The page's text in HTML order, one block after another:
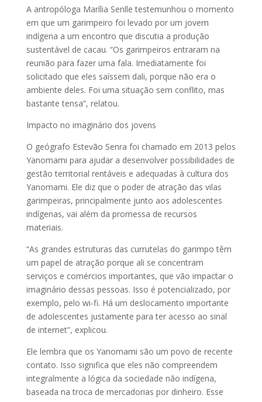
A antropóloga Marília Senlle testemunhou o momento
em que um garimpeiro foi levado por um jovem
indígena a um encontro que discutia a produção
sustentável de cacau. “Os garimpeiros entraram na
reunião para fazer uma fala. Imediatamente foi
solicitado que eles saíssem dali, porque não era o
ambiente deles. Foi uma situação sem conflito, mas
bastante tensa”, relatou.
Impacto no imaginário dos jovens
O geógrafo Estevão Senra foi chamado em 2013 pelos
Yanomami para ajudar a desenvolver possibilidades de
gestão territorial rentáveis e adequadas à cultura dos
Yanomami. Ele diz que o poder de atração das vilas
garimpeiras, principalmente junto aos adolescentes
indígenas, vai além da promessa de recursos
materiais.
“As grandes estruturas das currutelas do garimpo têm
um papel de atração porque ali se concentram
serviços e comércios importantes, que vão impactar o
imaginário dessas pessoas. Isso é potencializado, por
exemplo, pelo wi-fi. Há um deslocamento importante
de adolescentes justamente para ter acesso ao sinal
de internet”, explicou.
Ele lembra que os Yanomami são um povo de recente
contato. Isso significa que eles não compreendem
integralmente a lógica da sociedade não indígena,
baseada na troca de mercadorias por dinheiro. Esse